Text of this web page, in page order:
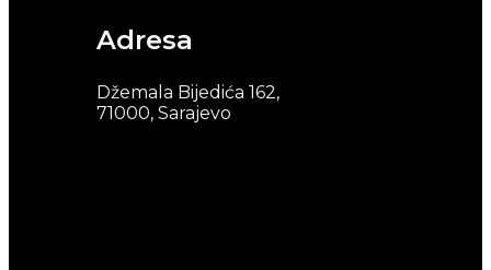
Adresa
Džemala Bijedića 162,
71000, Sarajevo